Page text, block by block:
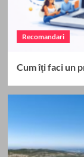
Recomandari
Cum îți faci un